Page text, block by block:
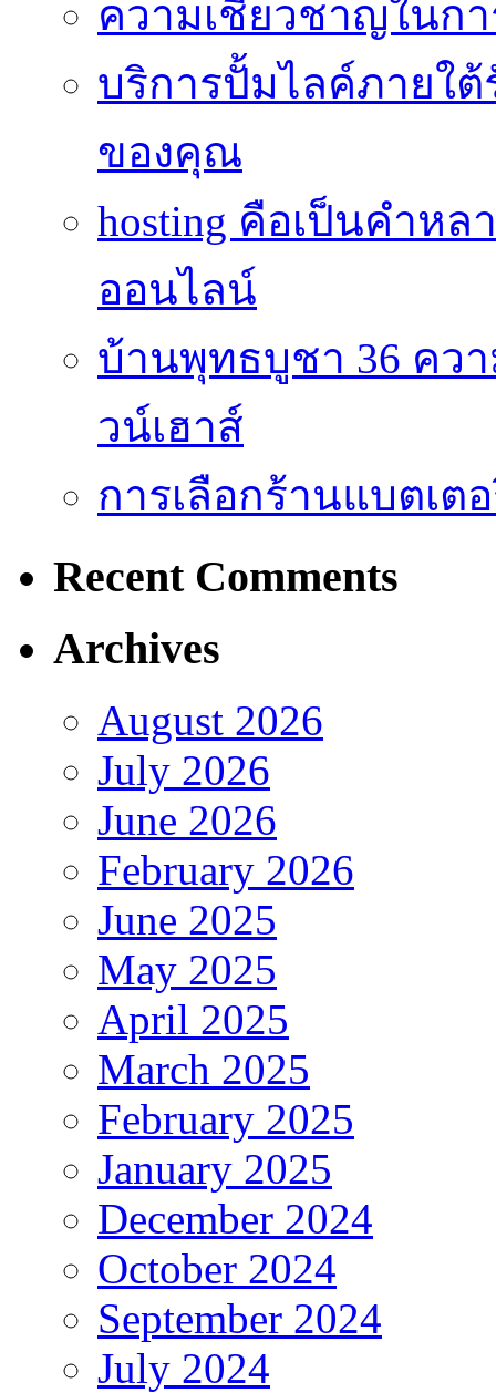
ความเชี่ยวชาญในก
บริการปั้มไลค์ภายใต้
ของคุณ
hosting คือเป็นคำห
ออนไลน์
บ้านพุทธบูชา 36 คว
วน์เฮาส์
การเลือกร้านแบตเต
Recent Comments
Archives
August 2026
July 2026
June 2026
February 2026
June 2025
May 2025
April 2025
March 2025
February 2025
January 2025
December 2024
October 2024
September 2024
July 2024